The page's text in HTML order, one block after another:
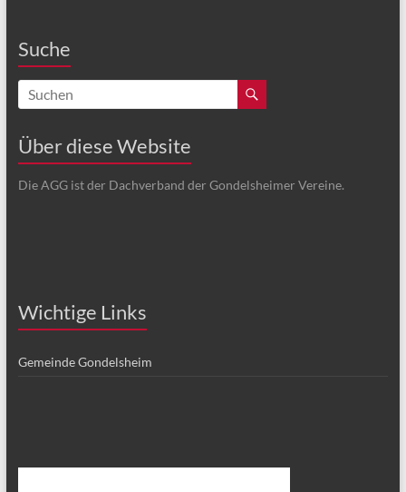
Suche
Über diese Website
Die AGG ist der Dachverband der Gondelsheimer Vereine.
Wichtige Links
Gemeinde Gondelsheim